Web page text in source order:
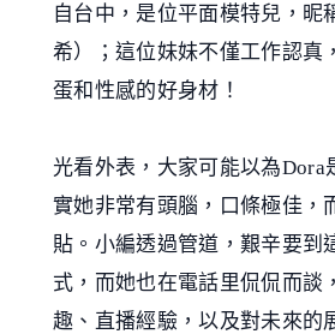
自台中，是位平面模特兒，昵
希）；這位妹妹不僅工作認真
蛋和性感的好身材！
光看外表，大家可能以為Dora
實她非常有頭腦，口條極佳，
貼。小編透過管道，艱辛要到
式，而她也在電話里侃侃而談
趣、直播經驗，以及對未來的